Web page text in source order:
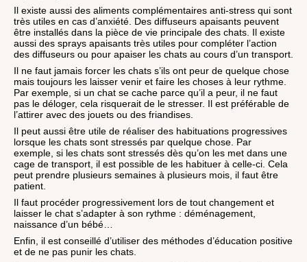
Il existe aussi des aliments complémentaires anti-stress qui sont
très utiles en cas d’anxiété. Des diffuseurs apaisants peuvent
être installés dans la pièce de vie principale des chats. Il existe
aussi des sprays apaisants très utiles pour compléter l’action
des diffuseurs ou pour apaiser les chats au cours d’un transport.
Il ne faut jamais forcer les chats s’ils ont peur de quelque chose
mais toujours les laisser venir et faire les choses à leur rythme.
Par exemple, si un chat se cache parce qu’il a peur, il ne faut
pas le déloger, cela risquerait de le stresser. Il est préférable de
l’attirer avec des jouets ou des friandises.
Il peut aussi être utile de réaliser des habituations progressives
lorsque les chats sont stressés par quelque chose. Par
exemple, si les chats sont stressés dès qu’on les met dans une
cage de transport, il est possible de les habituer à celle-ci. Cela
peut prendre plusieurs semaines à plusieurs mois, il faut être
patient.
Il faut procéder progressivement lors de tout changement et
laisser le chat s’adapter à son rythme : déménagement,
naissance d’un bébé…
Enfin, il est conseillé d’utiliser des méthodes d’éducation positive
et de ne pas punir les chats.